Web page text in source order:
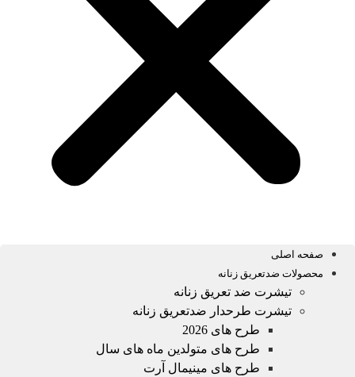
صفحه اصلی
محصولات ضدتعریق زنانه
تیشرت ضد تعریق زنانه
تیشرت طرحدار ضدتعریق زنانه
طرح های 2026
طرح های متولدین ماه های سال
طرح های مینیمال آرت